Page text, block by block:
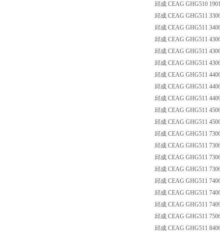
邱成 CEAG GHG510
邱成 CEAG GHG511
邱成 CEAG GHG511
邱成 CEAG GHG511
邱成 CEAG GHG511
邱成 CEAG GHG511
邱成 CEAG GHG511
邱成 CEAG GHG511
邱成 CEAG GHG511
邱成 CEAG GHG511
邱成 CEAG GHG511
邱成 CEAG GHG511
邱成 CEAG GHG511
邱成 CEAG GHG511
邱成 CEAG GHG511
邱成 CEAG GHG511
邱成 CEAG GHG511
邱成 CEAG GHG511
邱成 CEAG GHG511
邱成 CEAG GHG511